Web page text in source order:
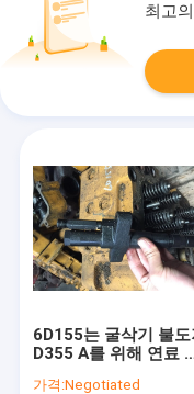
최고
6D155는 굴삭기 불도
D355 A를 위해 연료
가격:Negotiated